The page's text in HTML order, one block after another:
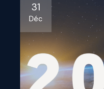
31
Déc